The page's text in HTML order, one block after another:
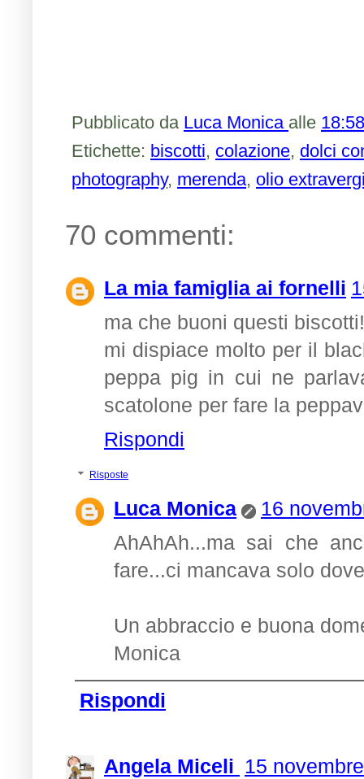
Pubblicato da Luca Monica alle 18:58
Etichette: biscotti, colazione, dolci
photography, merenda, olio
70 commenti:
La mia famiglia ai fornelli
ma che buoni questi
mi dispiace molto per il
peppa pig in cui ne
scatolone per fare la
Rispondi
Risposte
Luca Monica
16
AhAhAh...ma sai che
fare...ci mancava solo
Un abbraccio e buona
Monica
Rispondi
Angela Miceli 15